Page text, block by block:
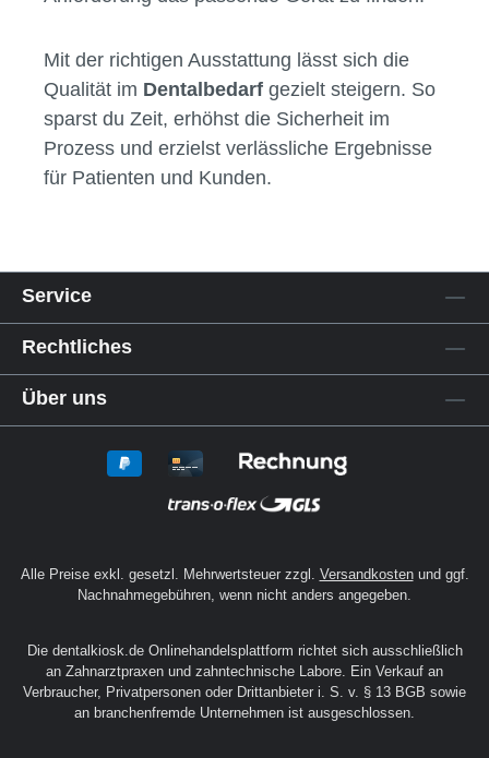
Im BereichLaborgeräte
Vakuum-MischerundPoliergeräte an. Sie
ergänzen den Workflow im Labor und
unterstützen bei der Herstellung präziser
Dentalprodukte. Schau dich gern in den
entsprechenden Kategorien um, um für jede
Mit der richtigen Ausstattung lässt sich die
sparst du Zeit, erhöhst die Sicherheit im
Prozess und erzielst verlässliche Ergebnisse
für Patienten und Kunden.
Rechtliches